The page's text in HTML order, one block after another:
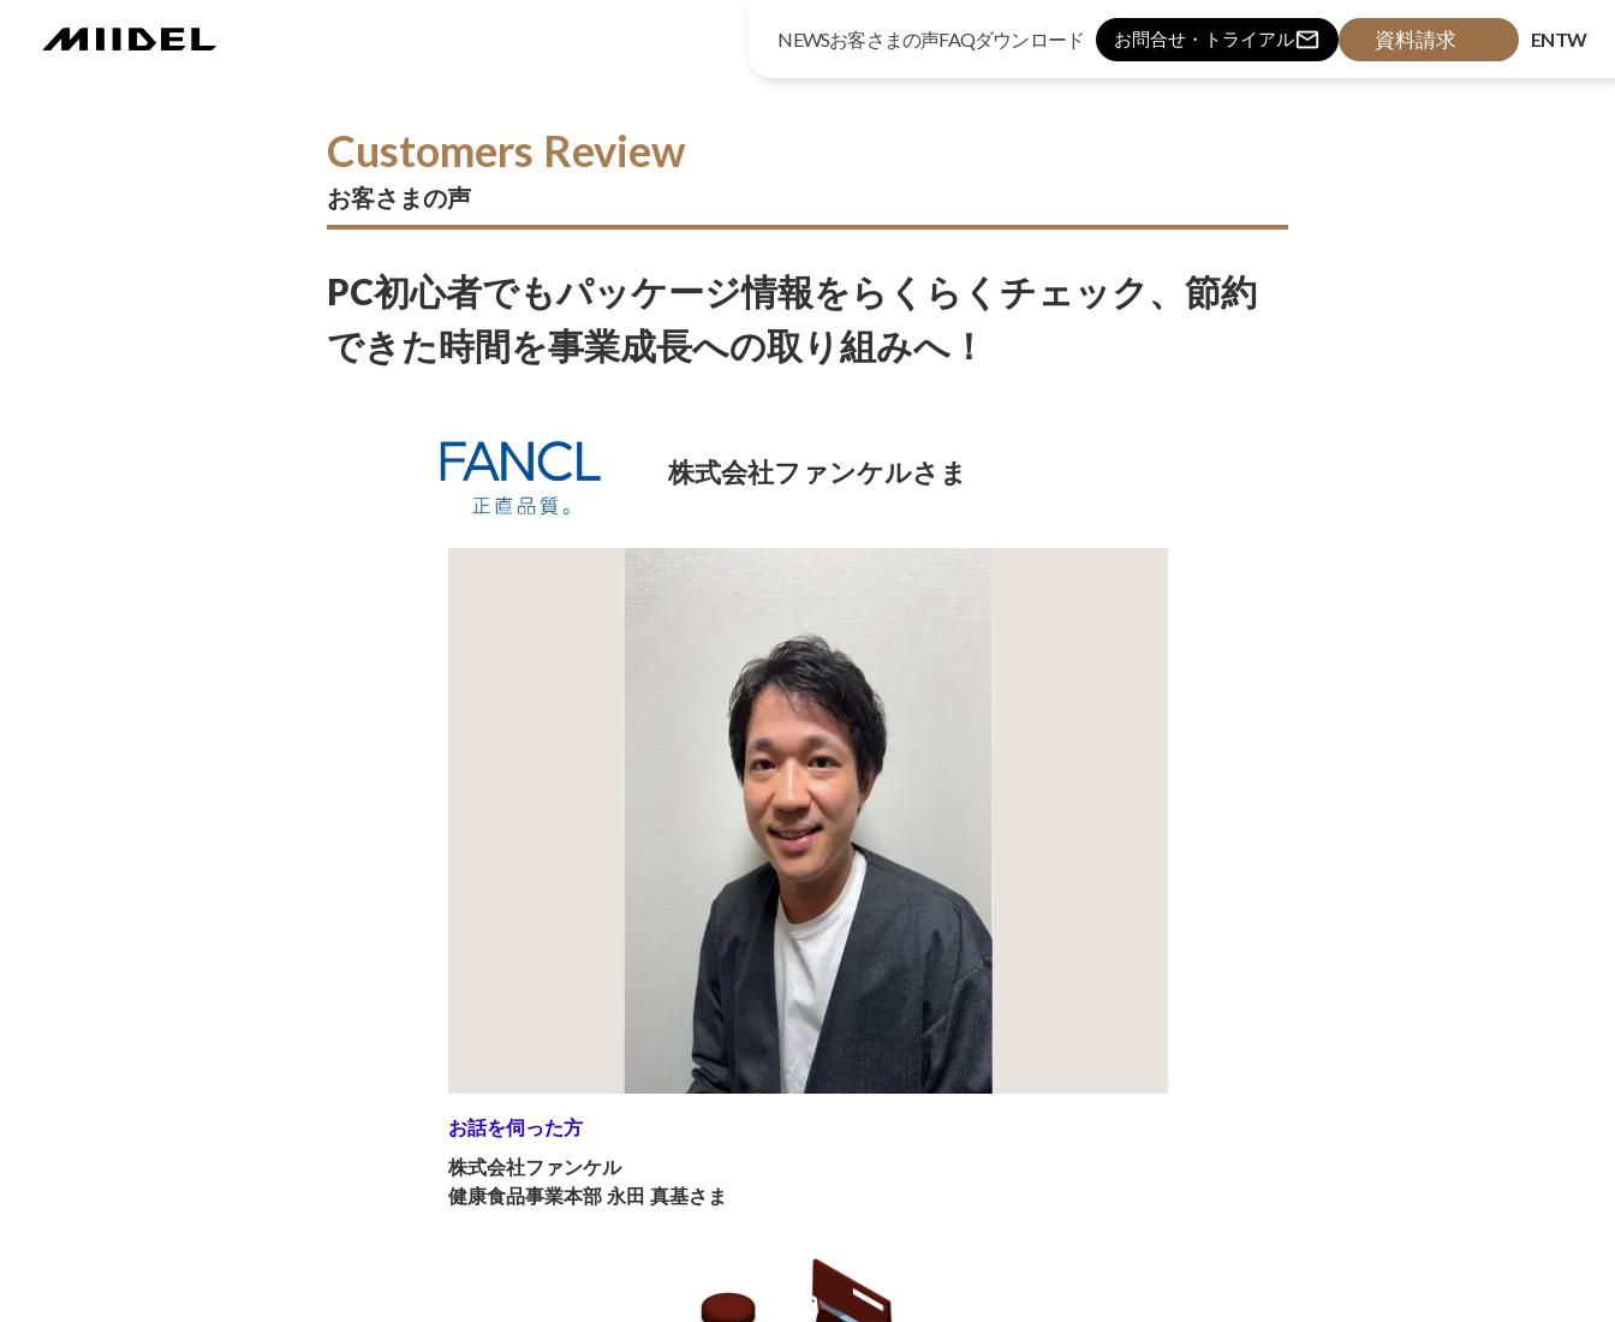
Customers Review
お客さまの声
PC初心者でもパッケージ情報をらくらくチェック、節約
できた時間を事業成長への取り組みへ！
株式会社ファンケルさま
お話を伺った方
株式会社ファンケル
健康食品事業本部 永田 真基さま
NEWSお客さまの声FAQダウンロード お問合せ・トライアルmail_outline 資料請求 ENTW